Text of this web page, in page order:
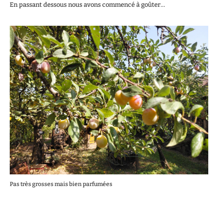
En passant dessous nous avons commencé à goûter…
Pas très grosses mais bien parfumées